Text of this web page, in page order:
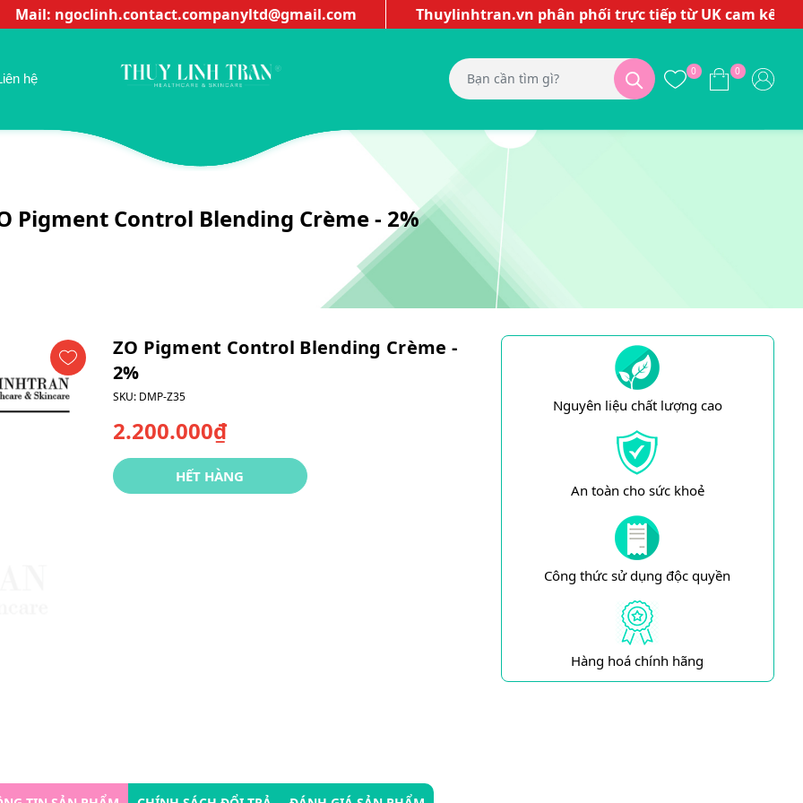
Mail: ngoclinh.contact.companyltd@gmail.com Thuylinhtran.vn phân phối trực tiếp từ UK cam kết hàng
hệ 0 0
Pigment Control Blending Crème - 2%
ZO Pigment Control Blending Crème -
2%
SKU:DMP-Z35
2.200.000₫
HẾT HÀNG
Nguyên liệu chất lượng cao
An toàn cho sức khoẻ
Công thức sử dụng độc quyền
Hàng hoá chính hãng